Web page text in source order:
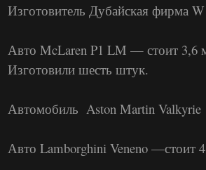
Изготовитель Дубайская фирма
Авто McLaren P1 LM — стоит 3,6
Изготовили шесть штук.
Автомобиль Aston Martin
Авто Lamborghini Veneno —стоит